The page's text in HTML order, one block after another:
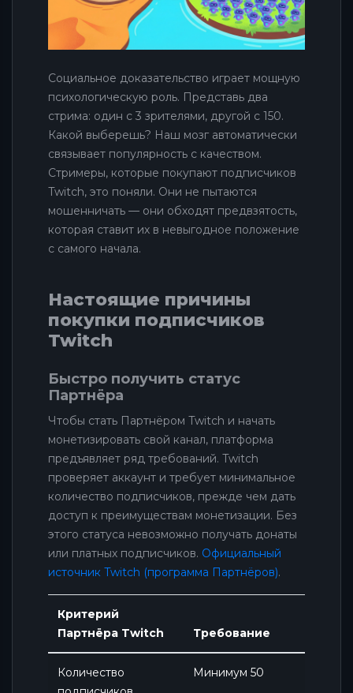
Социальное доказательство играет мощную
психологическую роль. Представь два
стрима: один с 3 зрителями, другой с 150.
Какой выберешь? Наш мозг автоматически
связывает популярность с качеством.
Стримеры, которые покупают подписчиков
Twitch, это поняли. Они не пытаются
мошенничать — они обходят предвзятость,
которая ставит их в невыгодное положение
с самого начала.
Настоящие причины
покупки подписчиков
Twitch
Быстро получить статус
Партнёра
Чтобы стать Партнёром Twitch и начать
монетизировать свой канал, платформа
предъявляет ряд требований. Twitch
проверяет аккаунт и требует минимальное
количество подписчиков, прежде чем дать
доступ к преимуществам монетизации. Без
этого статуса невозможно получать донаты
или платных подписчиков. Официальный
источник Twitch (программа Партнёров).
Критерий
Партнёра Twitch
Требование
Количество
Минимум 50